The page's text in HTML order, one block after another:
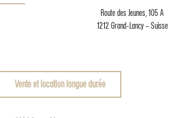
Route des Jeunes, 105 A
1212 Grand-Lancy – Suisse
Vente et location longue durée